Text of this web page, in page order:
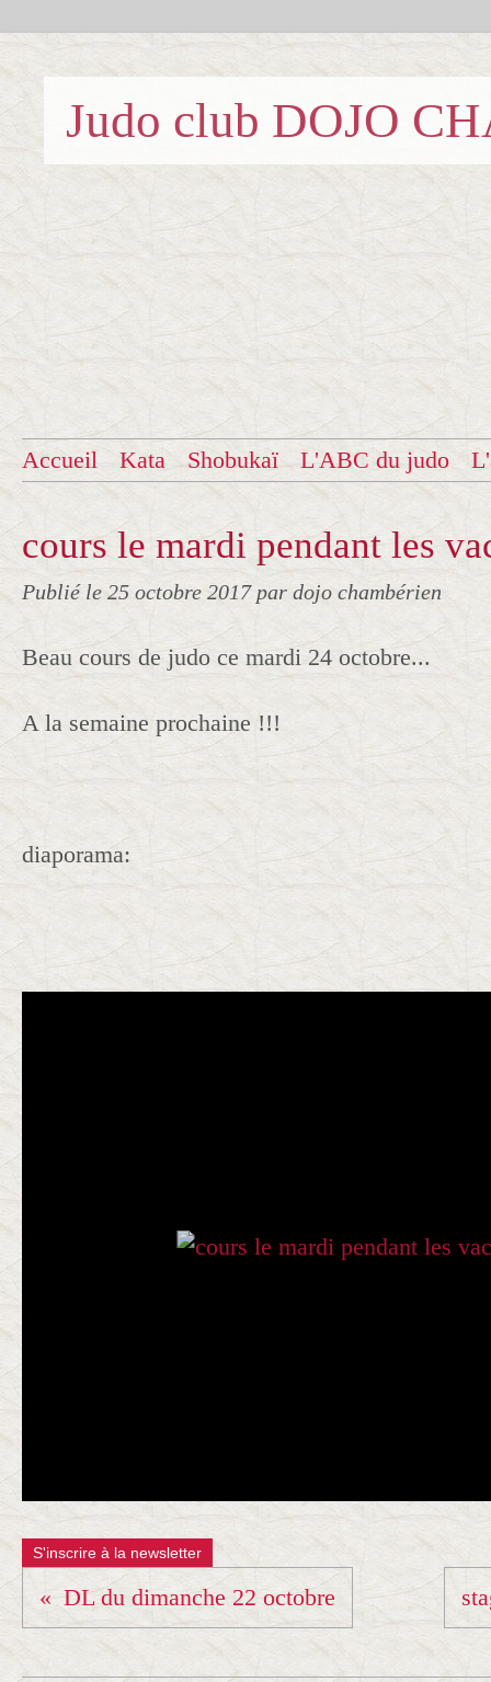
Judo club DOJO
Accueil Kata Shobukaï L'ABC du judo
cours le mardi pendant les
Publié le 25 octobre 2017 par dojo chambérien
Beau cours de judo ce mardi 24 octobre...
A la semaine prochaine !!!
diaporama:
S'inscrire à la newsletter
DL du dimanche 22 octobre